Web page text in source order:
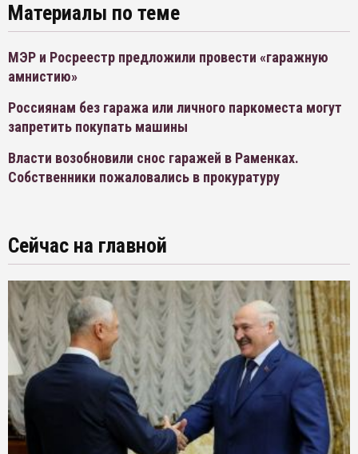
Материалы по теме
МЭР и Росреестр предложили провести «гаражную
амнистию»
Россиянам без гаража или личного паркоместа могут
запретить покупать машины
Власти возобновили снос гаражей в Раменках.
Собственники пожаловались в прокуратуру
Сейчас на главной